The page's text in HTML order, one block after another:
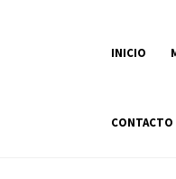
INICIO
CONTACTO